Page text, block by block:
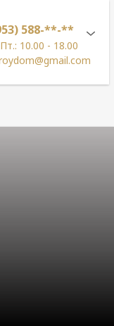
588-**-**
10.00 - 18.00